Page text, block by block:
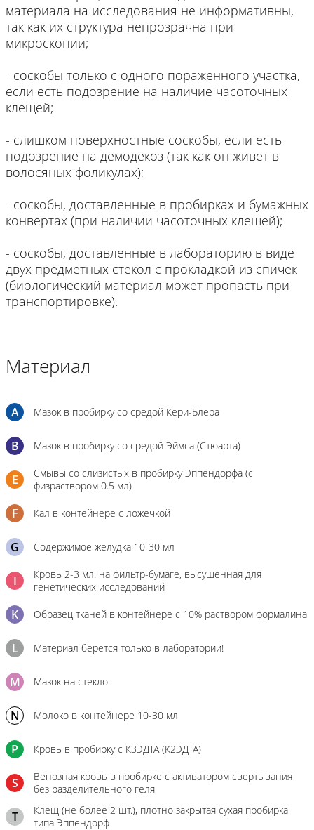
материала на исследования не информативны,
так как их структура непрозрачна при
микроскопии;
- соскобы только с одного пораженного участка,
если есть подозрение на наличие часоточных
клещей;
- слишком поверхностные соскобы, если есть
подозрение на демодекоз (так как он живет в
волосяных фоликулах);
- соскобы, доставленные в пробирках и бумажных
конвертах (при наличии часоточных клещей);
- соскобы, доставленные в лабораторию в виде
двух предметных стекол с прокладкой из спичек
(биологический материал может пропасть при
транспортировке).
Материал
A Мазок в пробирку со средой Кери-Блера
B Мазок в пробирку со средой Эймса (Стюарта)
E
Смывы со слизистых в пробирку Эппендорфа (с
физраствором 0.5 мл)
F Кал в контейнере с ложечкой
G Содержимое желудка 10-30 мл
I
Кровь 2-3 мл. на фильтр-бумаге, высушенная для
генетических исследований
K Образец тканей в контейнере с 10% раствором формалина
L Материал берется только в лаборатории!
M Мазок на стекло
N Молоко в контейнере 10-30 мл
P Кровь в пробирку с К3ЭДТА (К2ЭДТА)
S
Венозная кровь в пробирке с активатором свертывания
без разделительного геля
T
Клещ (не более 2 шт.), плотно закрытая сухая пробирка
типа Эппендорф